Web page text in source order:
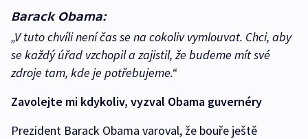
Barack Obama:
„V tuto chvíli není čas se na cokoliv vymlouvat. Chci, aby
se každý úřad vzchopil a zajistil, že budeme mít své
zdroje tam, kde je potřebujeme.“
Zavolejte mi kdykoliv, vyzval Obama guvernéry
Prezident Barack Obama varoval, že bouře ještě